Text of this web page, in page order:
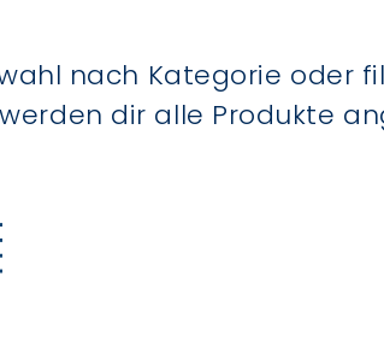
nach Kategorie oder
dir alle Produkte